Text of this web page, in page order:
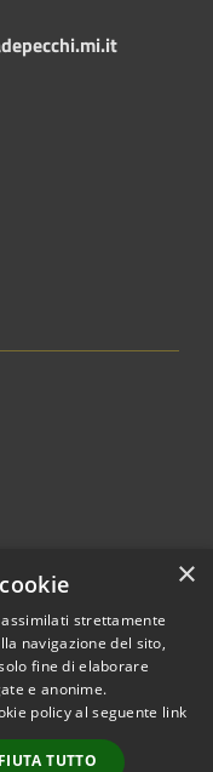
© 2026 • Comune di
de' Pecchi • Powered
Municipium
Accesso
×
strettamente
navigazione del sito,
fine di elaborare
e anonime.
policy al seguente link
TUTTO